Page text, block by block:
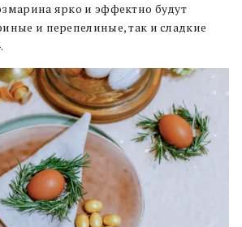
ярко и эффектно будут
и перепелиные, так и сладкие